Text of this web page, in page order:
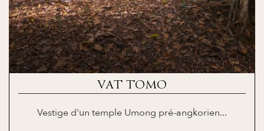
VAT TOMO
Vestige d'un temple Umong pré-angkorien...